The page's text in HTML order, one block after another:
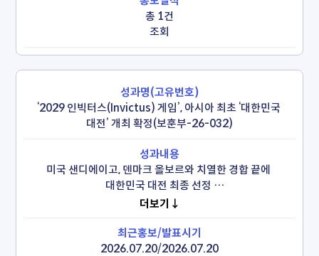
총 1건
조회
‘2029 인빅터스(Invictus) 게임’, 아시아 최초 ‘대한민국
대전’ 개최 확정(보훈부-26-032)
미국 샌디에이고, 덴마크 올보르와 치열한 경합 끝에
대한민국 대전 최종 선정
- 인빅터스 재단, 대한민국 준비 수준과 협력체계, 아시아
- 2029년 10월, 26개국 3천여 명 참가 예정
더보기↓
2026.07.20/2026.07.20